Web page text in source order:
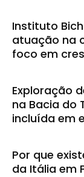
Instituto
atuação na
foco em
Exploração
na Bacia do
incluída em
Por que
da Itália em